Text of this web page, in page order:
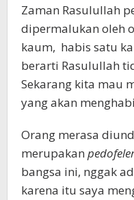
Zaman Rasulullah
dipermalukan oleh
kaum, habis satu
berarti Rasulullah
Sekarang kita mau
yang akan
Orang merasa
merupakan
bangsa ini, nggak
karena itu saya